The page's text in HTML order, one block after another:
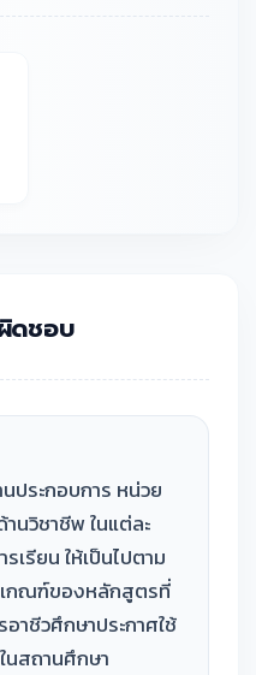
ดชอบ
ประกอบการ หน่วย
วิชาชีพ ในแต่ละ
เรียน ให้เป็นไปตาม
เกณฑ์ของหลักสูตรที่
าชีวศึกษาประกาศใช้
นสถานศึกษา